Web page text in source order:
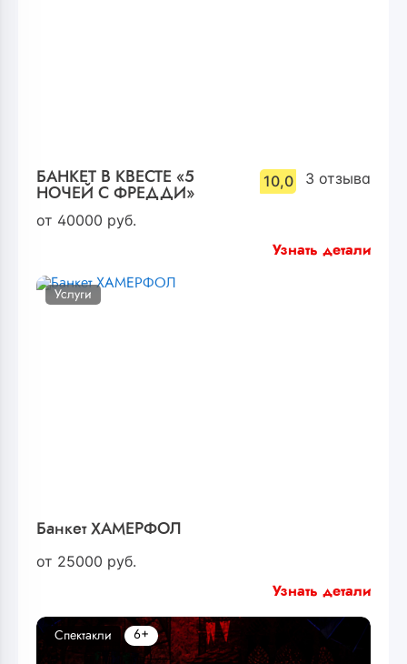
БАНКЕТ В КВЕСТЕ «5
НОЧЕЙ С ФРЕДДИ»
10,0 3 отзыва
от 40000 руб.
Узнать детали
Банкет ХАМЕРФОЛ
от 25000 руб.
Услуги
Узнать детали
Спектакли 6+